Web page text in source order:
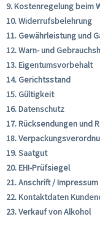
9. Kostenregelung beim
10. Widerrufsbelehrung
11. Gewährleistung und
12. Warn- und
13. Eigentumsvorbehalt
14. Gerichtsstand
15. Gültigkeit
16. Datenschutz
17. Rücksendungen und
18.
19. Saatgut
20. EHI-Prüfsiegel
21. Anschrift / Impressum
22. Kontaktdaten
23. Verkauf von Alkohol